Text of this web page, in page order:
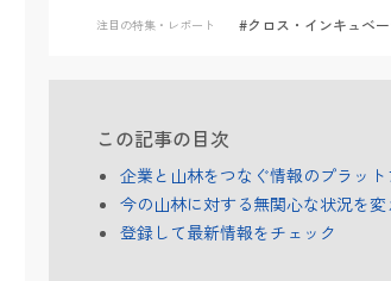
注目の特集・レポート #クロス・インキュベ
この記事の目次
企業と山林をつなぐ情報のプラッ
今の山林に対する無関心な状況を
登録して最新情報をチェック